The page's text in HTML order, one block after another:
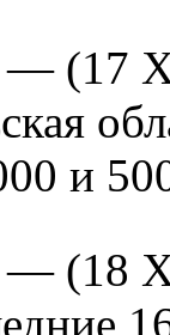
— (17
и
— (18